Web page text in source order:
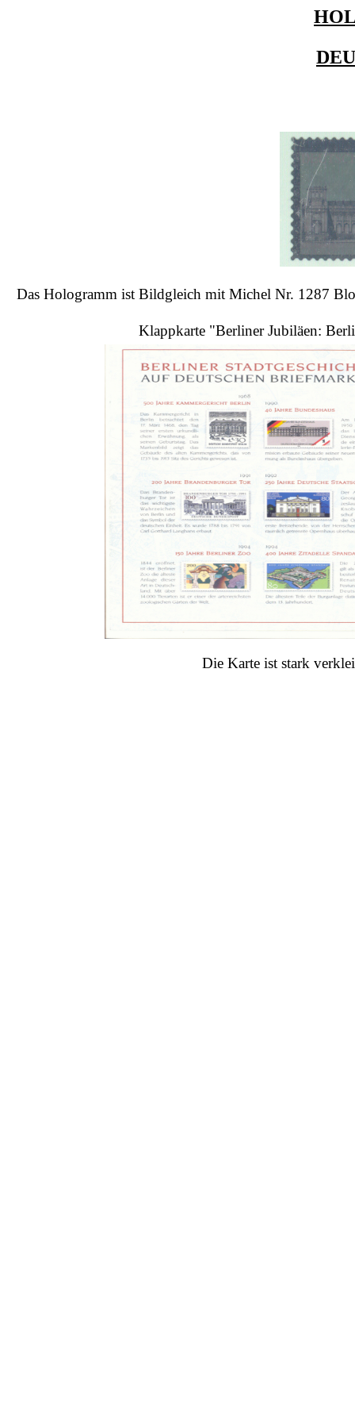
Das Hologramm ist Bildgleich mit Michel Nr. 1287
Klappkarte "Berliner Jubiläen:
Die Karte ist stark